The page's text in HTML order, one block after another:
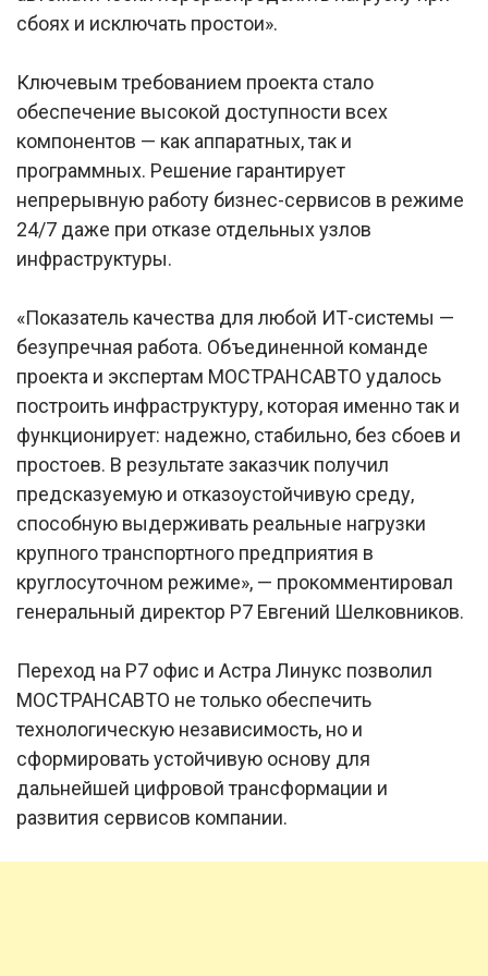
сбоях и исключать простои».
Ключевым требованием проекта стало
обеспечение высокой доступности всех
компонентов — как аппаратных, так и
программных. Решение гарантирует
непрерывную работу бизнес-сервисов в режиме
24/7 даже при отказе отдельных узлов
инфраструктуры.
«Показатель качества для любой ИТ-системы —
безупречная работа. Объединенной команде
проекта и экспертам МОСТРАНСАВТО удалось
построить инфраструктуру, которая именно так и
функционирует: надежно, стабильно, без сбоев и
простоев. В результате заказчик получил
предсказуемую и отказоустойчивую среду,
способную выдерживать реальные нагрузки
крупного транспортного предприятия в
круглосуточном режиме», — прокомментировал
генеральный директор Р7 Евгений Шелковников.
Переход на Р7 офис и Астра Линукс позволил
МОСТРАНСАВТО не только обеспечить
технологическую независимость, но и
сформировать устойчивую основу для
дальнейшей цифровой трансформации и
развития сервисов компании.